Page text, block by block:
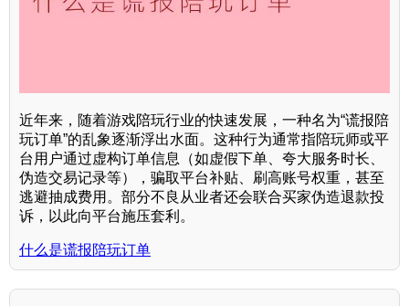
近年来，随着游戏陪玩行业的快速发展，一种名为“谎报陪
玩订单”的乱象逐渐浮出水面。这种行为通常指陪玩师或平
台用户通过虚构订单信息（如虚假下单、夸大服务时长、
伪造交易记录等），骗取平台补贴、刷高账号权重，甚至
逃避抽成费用。部分不良从业者还会联合买家伪造退款投
诉，以此向平台施压套利。
什么是谎报陪玩订单